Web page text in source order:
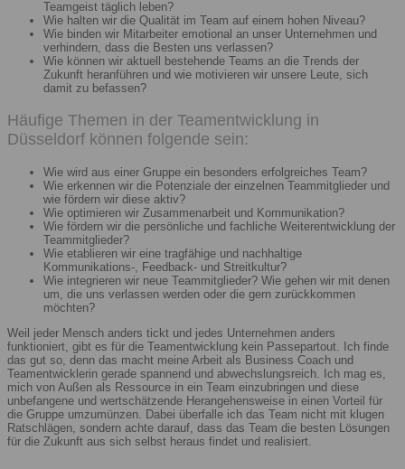
Teamgeist täglich leben?
Wie halten wir die Qualität im Team auf einem hohen Niveau?
Wie binden wir Mitarbeiter emotional an unser Unternehmen und
verhindern, dass die Besten uns verlassen?
Wie können wir aktuell bestehende Teams an die Trends der
Zukunft heranführen und wie motivieren wir unsere Leute, sich
damit zu befassen?
Häufige Themen in der Teamentwicklung in
Düsseldorf können folgende sein:
Wie wird aus einer Gruppe ein besonders erfolgreiches Team?
Wie erkennen wir die Potenziale der einzelnen Teammitglieder und
wie fördern wir diese aktiv?
Wie optimieren wir Zusammenarbeit und Kommunikation?
Wie fördern wir die persönliche und fachliche Weiterentwicklung der
Teammitglieder?
Wie etablieren wir eine tragfähige und nachhaltige
Kommunikations-, Feedback- und Streitkultur?
Wie integrieren wir neue Teammitglieder? Wie gehen wir mit denen
um, die uns verlassen werden oder die gern zurückkommen
möchten?
Weil jeder Mensch anders tickt und jedes Unternehmen anders
funktioniert, gibt es für die Teamentwicklung kein Passepartout. Ich finde
das gut so, denn das macht meine Arbeit als Business Coach und
Teamentwicklerin gerade spannend und abwechslungsreich. Ich mag es,
mich von Außen als Ressource in ein Team einzubringen und diese
unbefangene und wertschätzende Herangehensweise in einen Vorteil für
die Gruppe umzumünzen. Dabei überfalle ich das Team nicht mit klugen
Ratschlägen, sondern achte darauf, dass das Team die besten Lösungen
für die Zukunft aus sich selbst heraus findet und realisiert.